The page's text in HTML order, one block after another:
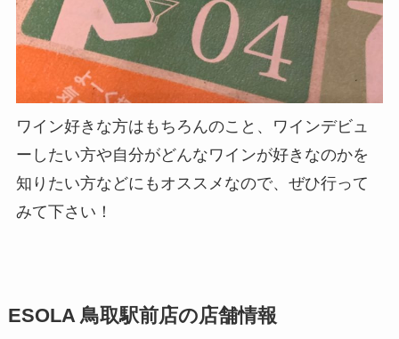
ワイン好きな方はもちろんのこと、ワインデビュ
ーしたい方や自分がどんなワインが好きなのかを
知りたい方などにもオススメなので、ぜひ行って
みて下さい！
ESOLA 鳥取駅前店の店舗情報